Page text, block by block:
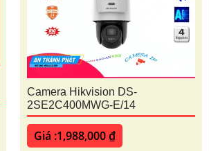
Camera Hikvision DS-
2SE2C400MWG-E/14
Giá :1,988,000 ₫